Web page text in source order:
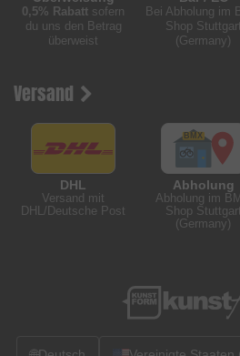
0,5% Rabatt sofern
du uns den Betrag
überweist
Bei Abholung im
Shop Stuttgart
(Germany)
Versand
DHL
Versand mit
DHL/Deutsche Post
Abholung
Abholung im
Shop Stuttgart
(Germany)